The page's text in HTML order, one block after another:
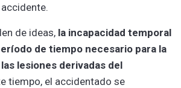
de ideas, la incapacidad temporal
de tiempo necesario para la
lesiones derivadas del
tiempo, el accidentado se